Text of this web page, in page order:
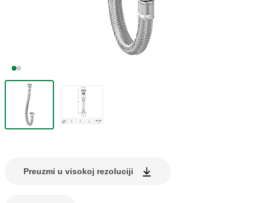
Preuzmi u visokoj rezoluciji